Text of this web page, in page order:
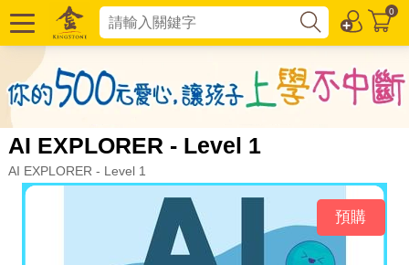
0
AI EXPLORER - Level 1
AI EXPLORER - Level 1
預購